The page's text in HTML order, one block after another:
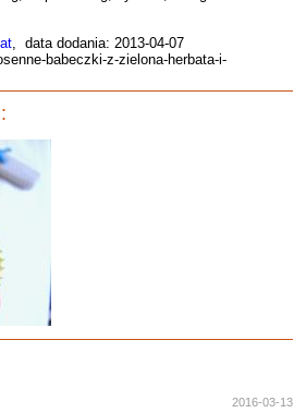
, data dodania: 2013-04-07
babeczki-z-zielona-herbata-i-
2016-03-13